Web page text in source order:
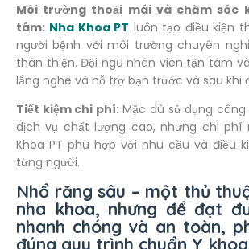
Môi trường thoải mái và chăm sóc
tâm: Nha Khoa PT luôn tạo điều kiện
người bệnh với môi trường chuyên
thân thiện. Đội ngũ nhân viên tận tâm
lắng nghe và hỗ trợ bạn trước và sau khi
Tiết kiệm chi phí:Mặc dù sử dụng
dịch vụ chất lượng cao, nhưng chi phí
Khoa PT phù hợp với nhu cầu và điều
từng người.
Nhổ răng sâu – một thủ
nha khoa, nhưng để đạt
nhanh chóng và an toàn,
đúng quy trình chuẩn Y